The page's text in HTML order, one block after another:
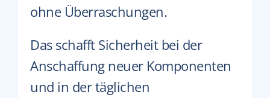
ohne Überraschungen.
Das schafft Sicherheit bei der
Anschaffung neuer Komponenten
und in der täglichen